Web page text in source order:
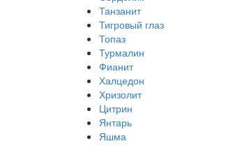
Танзанит
Тигровый глаз
Топаз
Турмалин
Фианит
Халцедон
Хризолит
Цитрин
Янтарь
Яшма